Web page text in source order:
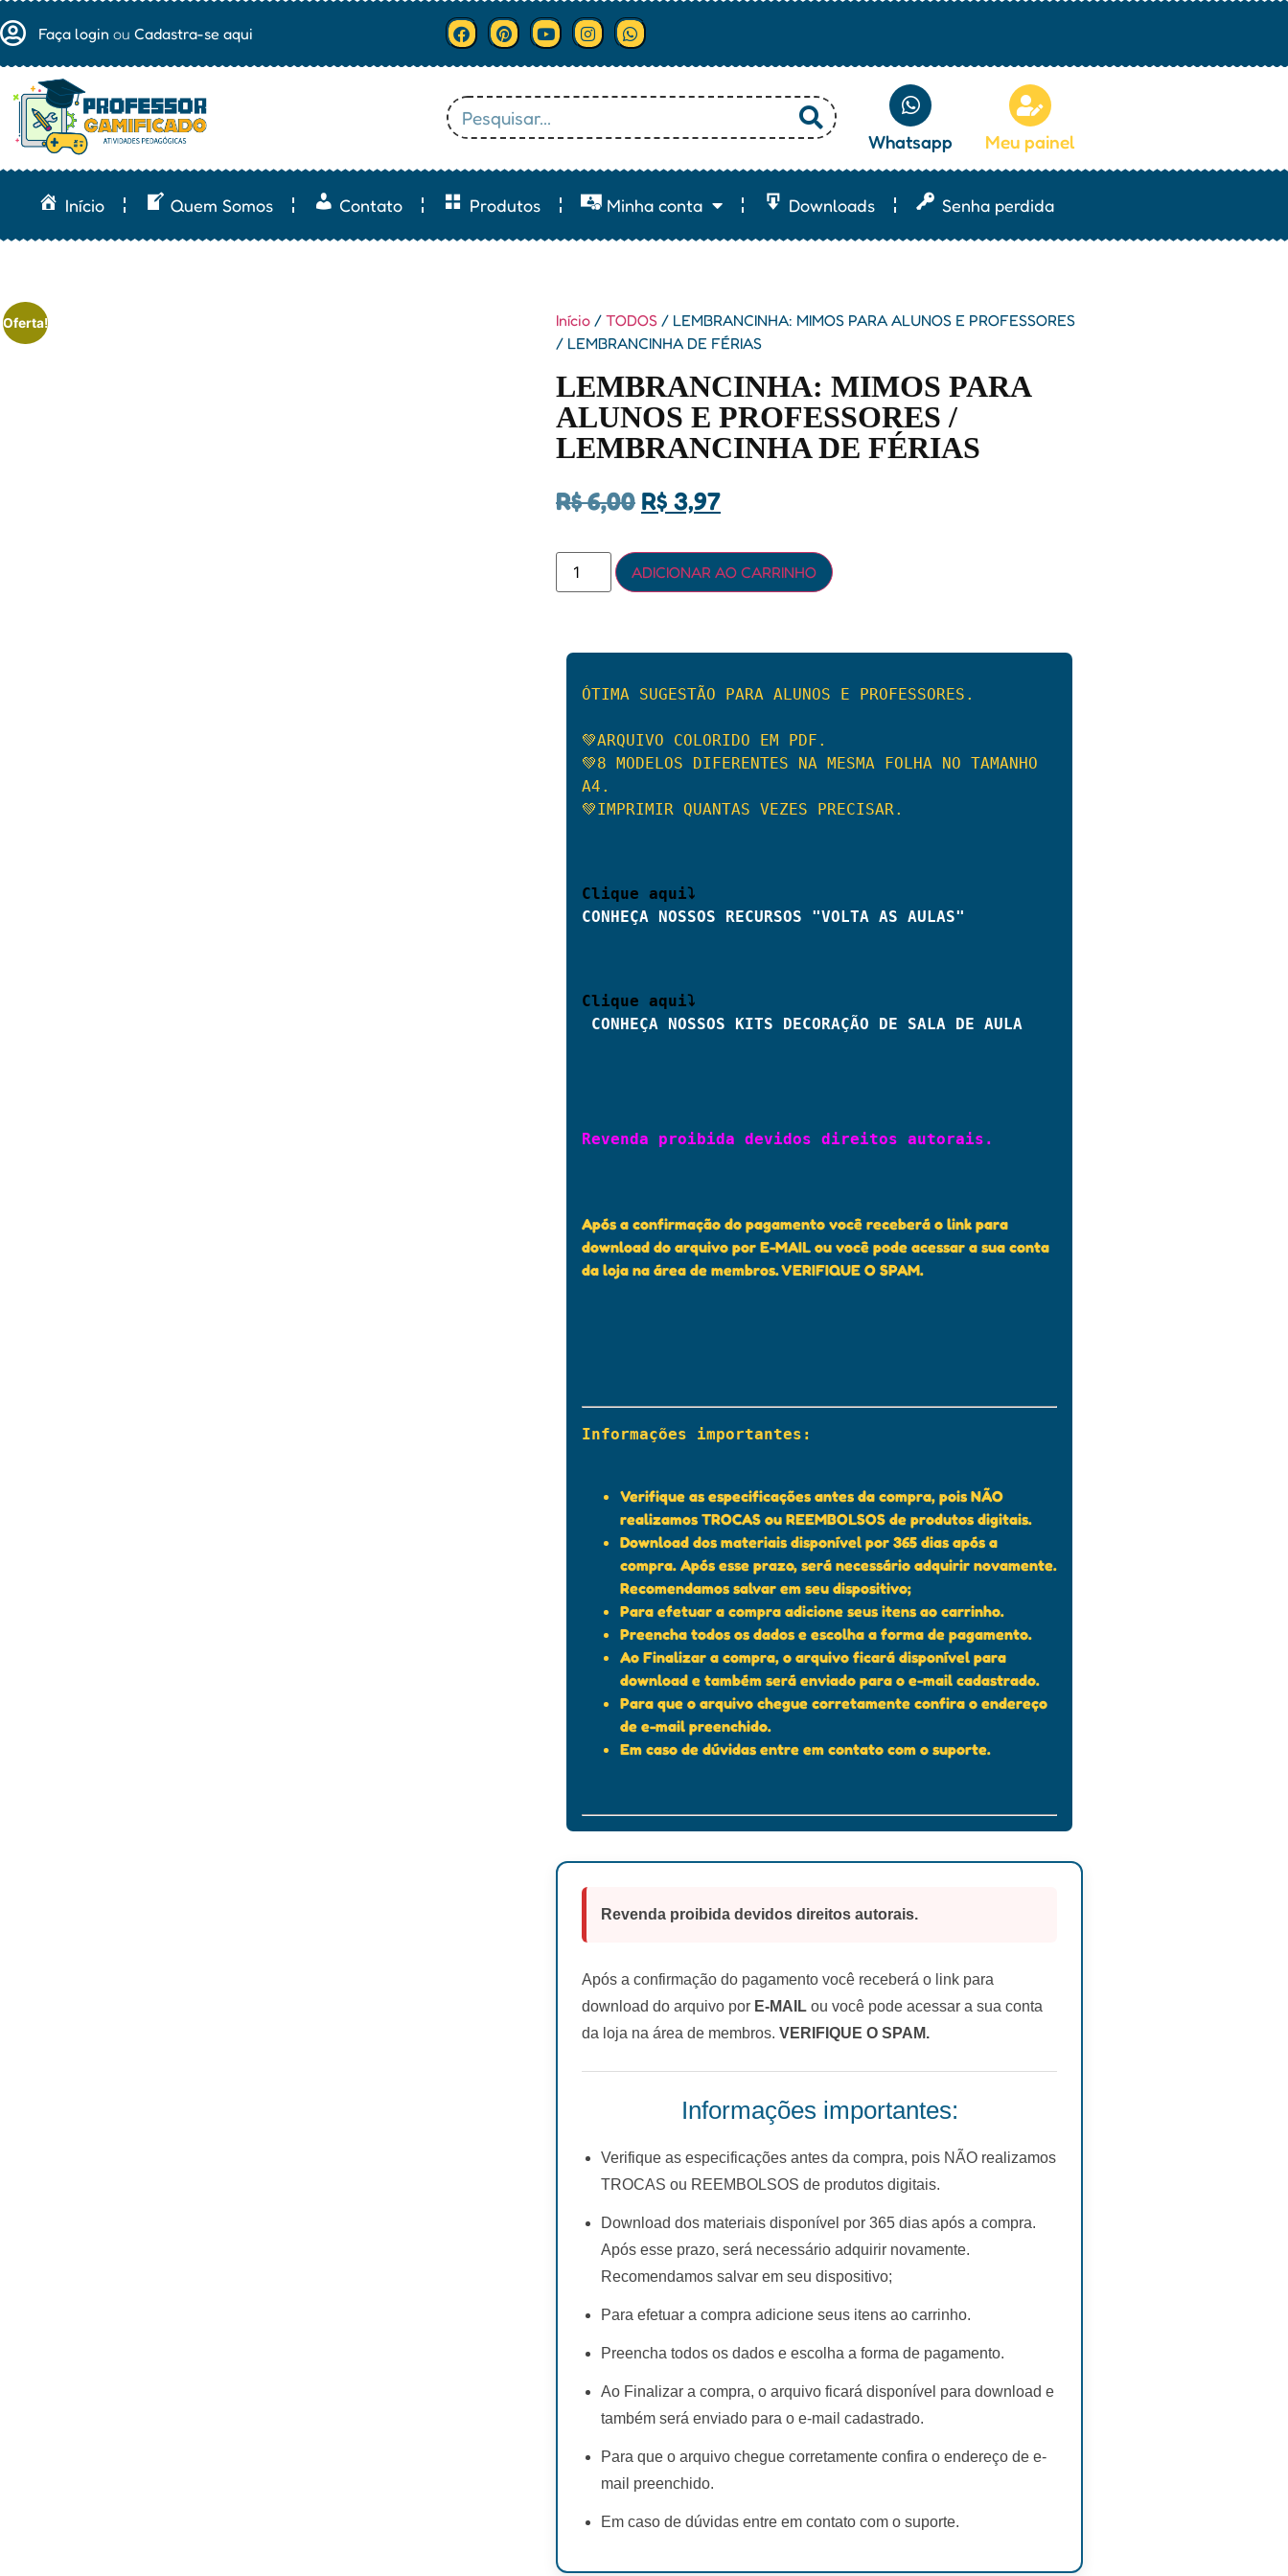
Faça login ou Cadastra-se aqui
Whatsapp Meu painel
Início Quem Somos Contato Produtos Minha conta Downloads Senha perdida
Oferta! Início / TODOS / LEMBRANCINHA: MIMOS PARA ALUNOS E PROFESSORES
/ LEMBRANCINHA DE FÉRIAS
LEMBRANCINHA: MIMOS PARA
ALUNOS E PROFESSORES /
LEMBRANCINHA DE FÉRIAS
R$6,00 R$ 3,97
ADICIONAR AO CARRINHO
ÓTIMA SUGESTÃO PARA ALUNOS E PROFESSORES.
💚ARQUIVO COLORIDO EM PDF.
💚8 MODELOS DIFERENTES NA MESMA FOLHA NO TAMANHO
A4.
💚IMPRIMIR QUANTAS VEZES PRECISAR.
Clique aqui⤵
CONHEÇA NOSSOS RECURSOS "VOLTA AS AULAS"
CONHEÇA NOSSOS KITS DECORAÇÃO DE SALA DE AULA
Revenda proibida devidos direitos autorais.
Após a confirmação do pagamento você receberá o link para
download do arquivo por E-MAIL ou você pode acessar a sua conta
da loja na área de membros. VERIFIQUE O SPAM.
Informações importantes:
Verifique as especificações antes da compra, pois NÃO
realizamos TROCAS ou REEMBOLSOS de produtos digitais.
Download dos materiais disponível por 365 dias após a
compra. Após esse prazo, será necessário adquirir novamente.
Recomendamos salvar em seu dispositivo;
Para efetuar a compra adicione seus itens ao carrinho.
Preencha todos os dados e escolha a forma de pagamento.
Ao Finalizar a compra, o arquivo ficará disponível para
download e também será enviado para o e-mail cadastrado.
Para que o arquivo chegue corretamente confira o endereço
de e-mail preenchido.
Em caso de dúvidas entre em contato com o suporte.
Revenda proibida devidos direitos autorais.
Após a confirmação do pagamento você receberá o link para
download do arquivo por E-MAIL ou você pode acessar a sua conta
da loja na área de membros. VERIFIQUE O SPAM.
Informações importantes:
Verifique as especificações antes da compra, pois NÃO realizamos
TROCAS ou REEMBOLSOS de produtos digitais.
Download dos materiais disponível por 365 dias após a compra.
Após esse prazo, será necessário adquirir novamente.
Recomendamos salvar em seu dispositivo;
Para efetuar a compra adicione seus itens ao carrinho.
Preencha todos os dados e escolha a forma de pagamento.
Ao Finalizar a compra, o arquivo ficará disponível para download e
também será enviado para o e-mail cadastrado.
Para que o arquivo chegue corretamente confira o endereço de e-
mail preenchido.
Em caso de dúvidas entre em contato com o suporte.